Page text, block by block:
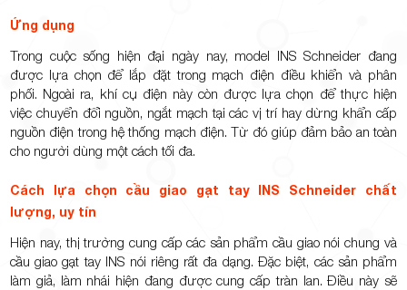
Ứng dụng
Trong cuộc sống hiện đại ngày nay, model INS Schneider đang
được lựa chọn để lắp đặt trong mạch điện điều khiển và phân
phối. Ngoài ra, khí cụ điện này còn được lựa chọn để thực hiện
việc chuyển đổi nguồn, ngắt mạch tại các vị trí hay dừng khẩn cấp
nguồn điện trong hệ thống mạch điện. Từ đó giúp đảm bảo an toàn
cho người dùng một cách tối đa.
Cách lựa chọn cầu giao gạt tay INS Schneider chất
lượng, uy tín
Hiện nay, thị trường cung cấp các sản phẩm cầu giao nói chung và
cầu giao gạt tay INS nói riêng rất đa dạng. Đặc biệt, các sản phẩm
làm giả, làm nhái hiện đang được cung cấp tràn lan. Điều này sẽ